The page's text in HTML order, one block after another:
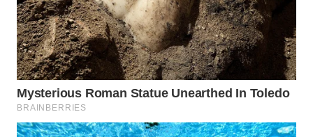
WAHANA
SELEB
WAHANA
WAHANA